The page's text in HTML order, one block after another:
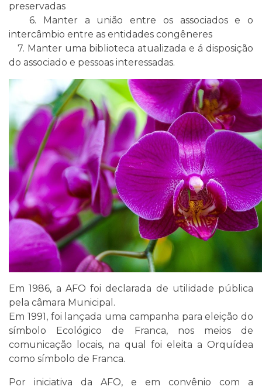
preservadas
6. Manter a união entre os associados e o
intercâmbio entre as entidades congêneres
7. Manter uma biblioteca atualizada e á disposição
do associado e pessoas interessadas.
Em 1986, a AFO foi declarada de utilidade pública
pela câmara Municipal.
Em 1991, foi lançada uma campanha para eleição do
símbolo Ecológico de Franca, nos meios de
comunicação locais, na qual foi eleita a Orquídea
como símbolo de Franca.
Por iniciativa da AFO, e em convênio com a